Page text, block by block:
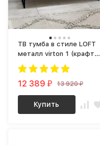
ТВ тумба в стиле LOFT
металл virton 1 (крафт /
черный)
12 389₽ 13 920₽
Купить